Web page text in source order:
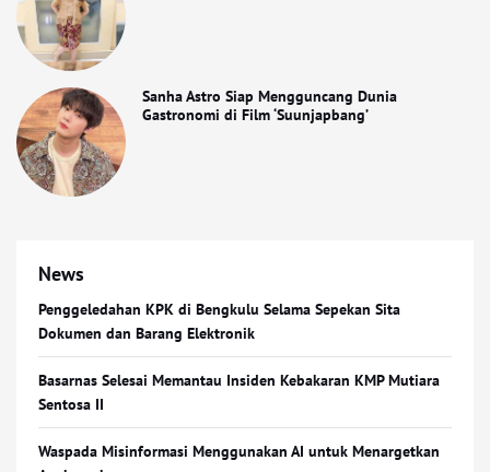
Sanha Astro Siap Mengguncang Dunia
Gastronomi di Film ‘Suunjapbang’
News
Penggeledahan KPK di Bengkulu Selama Sepekan Sita
Dokumen dan Barang Elektronik
Basarnas Selesai Memantau Insiden Kebakaran KMP Mutiara
Sentosa II
Waspada Misinformasi Menggunakan AI untuk Menargetkan